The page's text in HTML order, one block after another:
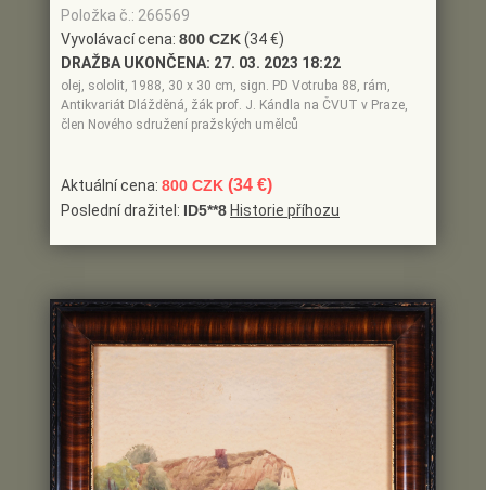
Položka č.: 266569
Vyvolávací cena: 800 CZK(34 €)
DRAŽBA UKONČENA: 27. 03. 2023 18:22
olej, sololit, 1988, 30 x 30 cm, sign. PD Votruba 88, rám,
Antikvariát Dlážděná, žák prof. J. Kándla na ČVUT v Praze,
člen Nového sdružení pražských umělců
Aktuální cena: 800 CZK (34 €)
Poslední dražitel: ID5**8 Historie příhozu